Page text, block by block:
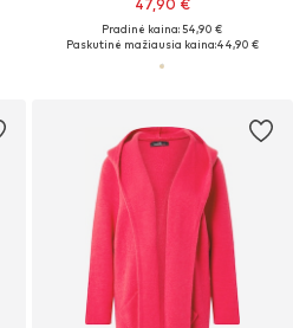
47,90 €
Pradinė kaina: 54,90 €
Paskutinė mažiausia kaina:44,90 €